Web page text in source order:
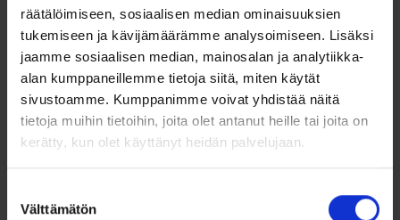
räätälöimiseen, sosiaalisen median ominaisuuksien
tukemiseen ja kävijämäärämme analysoimiseen. Lisäksi
jaamme sosiaalisen median, mainosalan ja analytiikka-
alan kumppaneillemme tietoja siitä, miten käytät
sivustoamme. Kumppanimme voivat yhdistää näitä
tietoja muihin tietoihin, joita olet antanut heille tai joita on
kerätty, kun olet käyttänyt heidän palvelujaan.
valinta
Välttämätön
neliönmuotoisella
zirkonilla
285,00€
Näyttävät 14k keltakultaiset
nappikorvakorut kirkkaalla
neliönmuotoisella...
Lisää ostoskoriin
Lisää toivelistalle
sydänkorvakorut
zirkoneilla
259,00€
Sydämenmuotoiset
kultakorvakorut ovat kaunis
Lisää ostoskoriin
Lisää toivelistalle